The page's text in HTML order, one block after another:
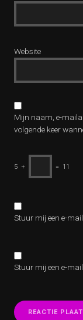
Website
Mijn naam, e-
volgende keer
5 + = 11
Stuur mij een e-
Stuur mij een e-